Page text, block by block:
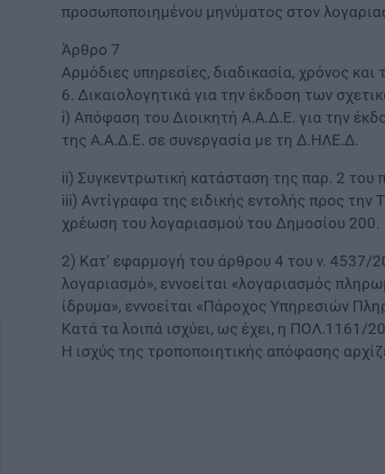
προσωποποιημένου μηνύματος στον
Άρθρο 7
Αρμόδιες υπηρεσίες, διαδικασία, χρόνος
6. Δικαιολογητικά για την έκδοση των
i) Απόφαση του Διοικητή Α.Α.Δ.Ε. για την
της Α.Α.Δ.Ε. σε συνεργασία με τη Δ.ΗΛΕ.Δ.
ii) Συγκεντρωτική κατάσταση της παρ. 2 του
iii) Αντίγραφα της ειδικής εντολής προς την
χρέωση του λογαριασμού του Δημοσίου 200.
2) Κατ’ εφαρμογή του άρθρου 4 του ν. 4537/
λογαριασμό», εννοείται «λογαριασμός
ίδρυμα», εννοείται «Πάροχος Υπηρεσιών
Κατά τα λοιπά ισχύει, ως έχει, η ΠΟΛ.1161/
Η ισχύς της τροποποιητικής απόφασης